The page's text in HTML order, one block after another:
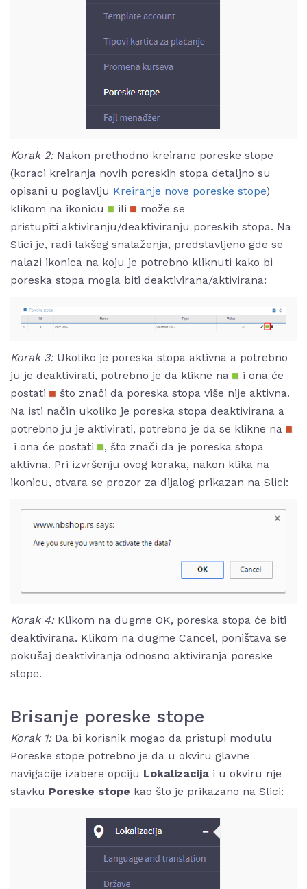
Korak 2: Nakon prethodno kreirane poreske stope
(koraci kreiranja novih poreskih stopa detaljno su
opisani u poglavlju Kreiranje nove poreske stope)
klikom na ikonicu
ili
može se
pristupiti aktiviranju/deaktiviranju poreskih stopa. Na
Slici je, radi lakšeg snalaženja, predstavljeno gde se
nalazi ikonica na koju je potrebno kliknuti kako bi
poreska stopa mogla biti deaktivirana/aktivirana:
Korak 3:Ukoliko je poreska stopa aktivna a potrebno
ju je deaktivirati, potrebno je da klikne na
i ona će
postati
što znači da poreska stopa više nije aktivna.
Na isti način ukoliko je poreska stopa deaktivirana a
potrebno ju je aktivirati, potrebno je da se klikne na
i ona će postati
, što znači da je poreska stopa
aktivna. Pri izvršenju ovog koraka, nakon klika na
ikonicu, otvara se prozor za dijalog prikazan na Slici:
Korak 4:Klikom na dugme OK, poreska stopa će biti
deaktivirana. Klikom na dugme Cancel, poništava se
pokušaj deaktiviranja odnosno aktiviranja poreske
stope.
Brisanje poreske stope
Korak 1:Da bi korisnik mogao da pristupi modulu
Poreske stope potrebno je da u okviru glavne
navigacije izabere opciju Lokalizacija i u okviru nje
stavku Poreske stope kao što je prikazano na Slici: